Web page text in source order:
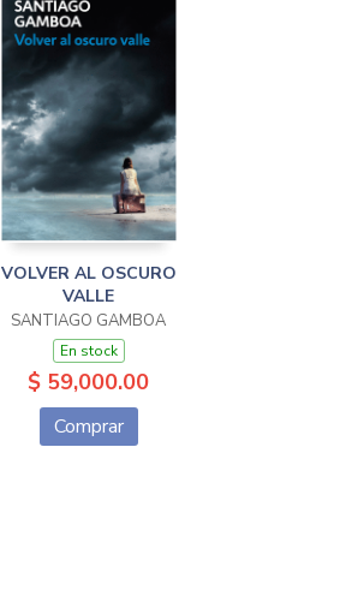
VOLVER AL OSCURO
VALLE
SANTIAGO GAMBOA
En stock
$ 59,000.00
Comprar